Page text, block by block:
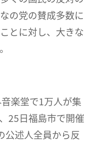
の党の賛成多数に
とに対し、大きな
楽堂で1万人が集
25日福島市で開催
公述人全員から反